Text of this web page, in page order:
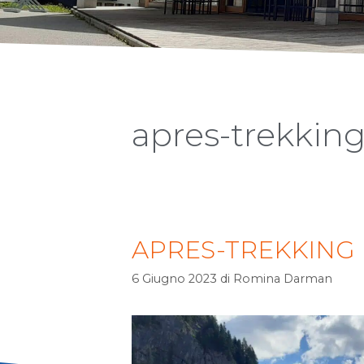
apres-
APRES-TREKKING
6 Giugno 2023 di Romina Darman